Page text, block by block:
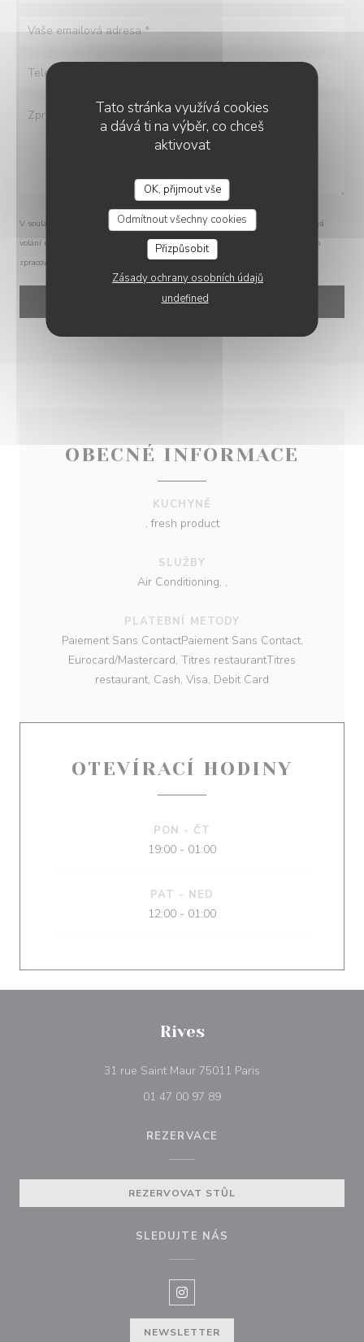
Tato stránka využívá cookies
a dává ti na výběr, co chceš
aktivovat
OK, přijmout vše
Odmítnout všechny cookies
Přizpůsobit
Zásady ochrany osobních údajů
undefined
V souladu se zákonem o ochraně spotřebitele máte právo odmítnout marketingová
volání registrací v Robinsonově seznamu:
robinsonseznam.cz
. Pro více informací o
zpracování vašich údajů si přečtěte našezásady ochrany osobních údajů
OBECNÉ INFORMACE
KUCHYNĚ
, fresh product
SLUŽBY
Air Conditioning, ,
PLATEBNÍ METODY
Paiement Sans ContactPaiement Sans Contact,
Eurocard/Mastercard, Titres restaurantTitres
restaurant, Cash, Visa, Debit Card
OTEVÍRACÍ HODINY
PON - ČT
19:00 - 01:00
PAT - NED
12:00 - 01:00
Rives
31 rue Saint Maur 75011 Paris
01 47 00 97 89
REZERVACE
REZERVOVAT STŮL
SLEDUJTE NÁS
Instagram ((otevře se v novém
NEWSLETTER